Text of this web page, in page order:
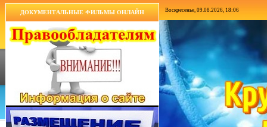
ДОКУМЕНТАЛЬНЫЕ ФИЛЬМЫ ОНЛАЙН Воскресенье, 09.08.2026, 18:06